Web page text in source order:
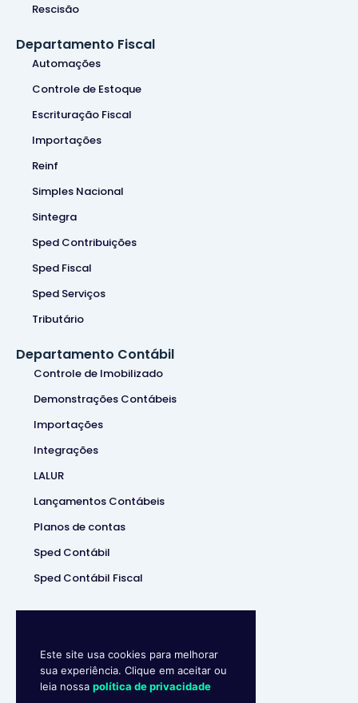
Rescisão
Departamento Fiscal
Automações
Controle de Estoque
Escrituração Fiscal
Importações
Reinf
Simples Nacional
Sintegra
Sped Contribuições
Sped Fiscal
Sped Serviços
Tributário
Departamento Contábil
Controle de Imobilizado
Demonstrações Contábeis
Importações
Integrações
LALUR
Lançamentos Contábeis
Planos de contas
Sped Contábil
Sped Contábil Fiscal
Este site usa cookies para melhorar
sua experiência. Clique em aceitar ou
leia nossa política de privacidade